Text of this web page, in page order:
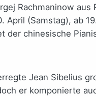
Rachmaninow
(Samstag), ab
der chinesische
Jean Sibelius
er komponierte